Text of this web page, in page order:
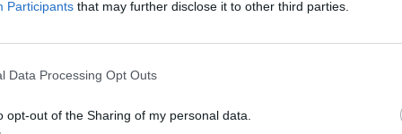
Participants that may further disclose it to other third parties.
Data Processing Opt Outs
opt-out of the Sharing of my personal data.
Διεθνούς Φεστιβάλ Κινηματογράφου Λάρισας είναι